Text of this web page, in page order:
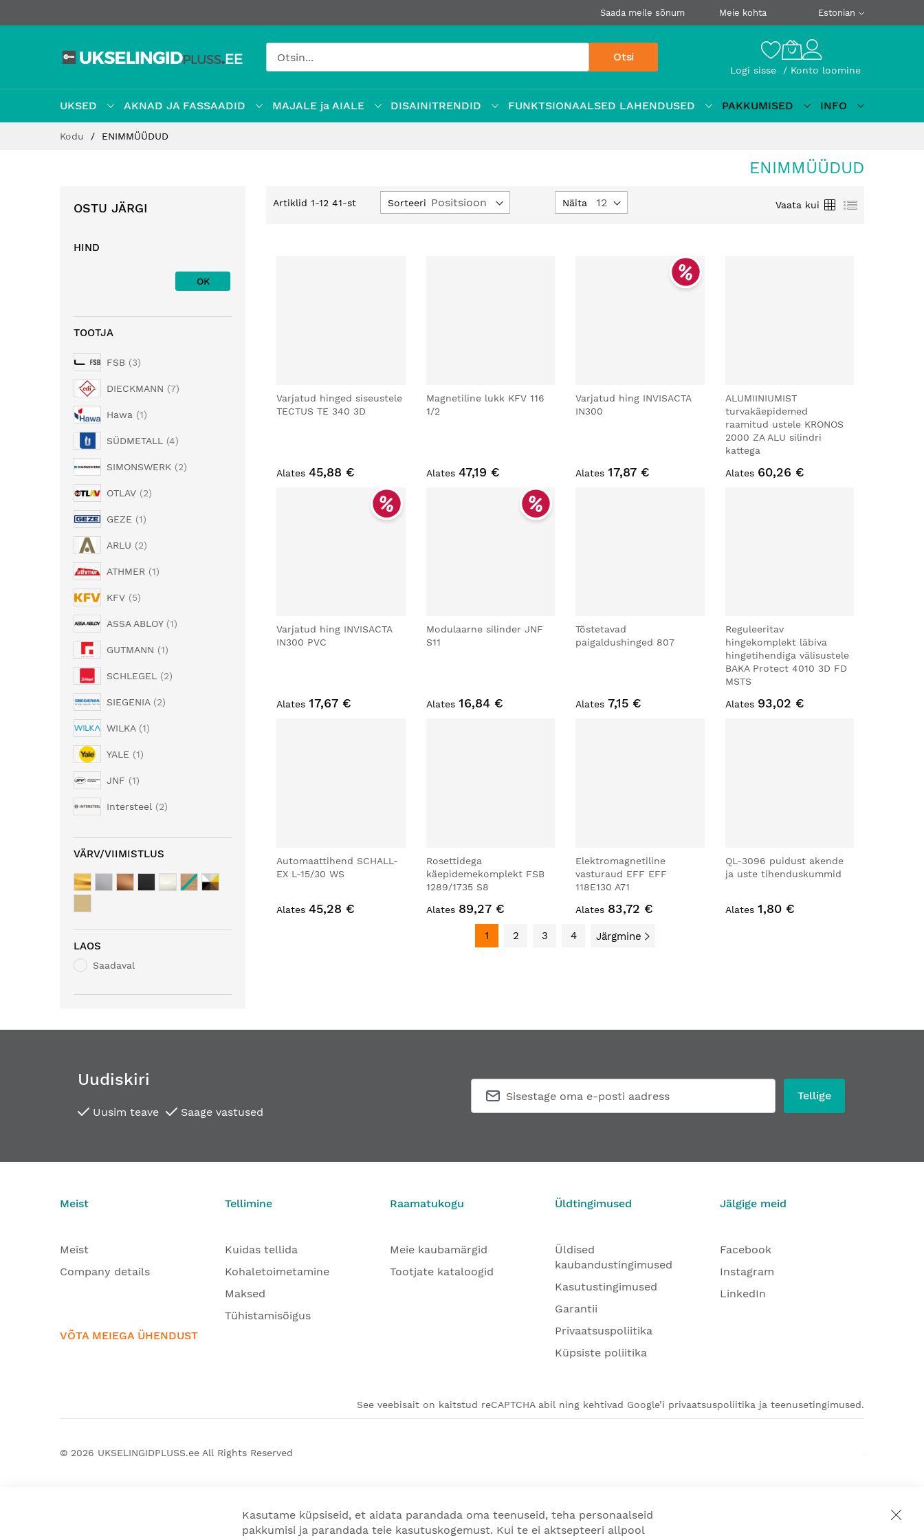
Saada meile sõnum Meie kohta Estonian
Otsi
Logi sisse Konto loomine
UKSED AKNAD JA FASSAADID MAJALE ja AIALE DISAINITRENDID FUNKTSIONAALSED LAHENDUSED PAKKUMISED
INFO
Kodu ENIMMÜÜDUD
ENIMMÜÜDUD
Artiklid 1-12 41-st Sorteeri Näita Vaata kui
Ruudustik
Loetelu
Varjatud hinged siseustele
TECTUS TE 340 3D
Alates 45,88 €
Magnetiline lukk KFV 116
1/2
Alates 47,19 €
Varjatud hing INVISACTA
IN300
Alates 17,87 €
ALUMIINIUMIST
turvakäepidemed
raamitud ustele KRONOS
2000 ZA ALU silindri
kattega
Alates 60,26 €
Varjatud hing INVISACTA
IN300 PVC
Alates 17,67 €
Modulaarne silinder JNF
S11
Alates 16,84 €
Tõstetavad
paigaldushinged 807
Alates 7,15 €
Reguleeritav
hingekomplekt läbiva
hingetihendiga välisustele
BAKA Protect 4010 3D FD
MSTS
Alates 93,02 €
Automaattihend SCHALL-
EX L-15/30 WS
Alates 45,28 €
Rosettidega
käepidemekomplekt FSB
1289/1735 S8
Alates 89,27 €
Elektromagnetiline
vasturaud EFF EFF
118E130 A71
Alates 83,72 €
QL-3096 puidust akende
ja uste tihenduskummid
Alates 1,80 €
1 2 3 4 Järgmine
OSTU JÄRGI
HIND
OK
TOOTJA
FSB 3
DIECKMANN 7
Hawa 1
SÜDMETALL 4
SIMONSWERK 2
OTLAV 2
GEZE 1
ARLU 2
ATHMER 1
KFV 5
ASSA ABLOY 1
GUTMANN 1
SCHLEGEL 2
SIEGENIA 2
WILKA 1
YALE 1
JNF 1
Intersteel 2
VÄRV/VIIMISTLUS
LAOS
Saadaval
Uudiskiri
Uusim teave Saage vastused
Tellige
Meist
Meist
Company details
VÕTA MEIEGA ÜHENDUST
Tellimine
Kuidas tellida
Kohaletoimetamine
Maksed
Tühistamisõigus
Raamatukogu
Meie kaubamärgid
Tootjate kataloogid
Üldtingimused
Üldised
kaubandustingimused
Kasutustingimused
Garantii
Privaatsuspoliitika
Küpsiste poliitika
Jälgige meid
Facebook
Instagram
LinkedIn
See veebisait on kaitstud reCAPTCHA abil ning kehtivad Google’i privaatsuspoliitika ja teenusetingimused.
© 2026 UKSELINGIDPLUSS.ee All Rights Reserved
Kasutame küpsiseid, et aidata parandada oma teenuseid, teha personaalseid
pakkumisi ja parandada teie kasutuskogemust. Kui te ei aktsepteeri allpool